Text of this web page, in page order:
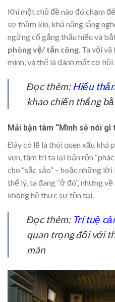
Khi một chủ đề nào đó chạm
sợ thầm kín, khả năng lắng
ngừng cố gắng thấu hiểu và
phòng vệ/ tấn công . Ta vội
mình, và thế là đánh mất cơ hội
Đọc thêm: Hiếu
khao chiến thắng
Mải bận tâm “Mình sẽ nói gì
Đây có lẽ là thói quen xấu khá
vẹn, tâm trí ta lại bận rộn
cho “sắc sảo” – hoặc những
thể lý, ta đang “ở đó”, nhưng
không hề thực sự tồn tại.
Đọc thêm: Trí tuệ
quan trọng đối với
mãn